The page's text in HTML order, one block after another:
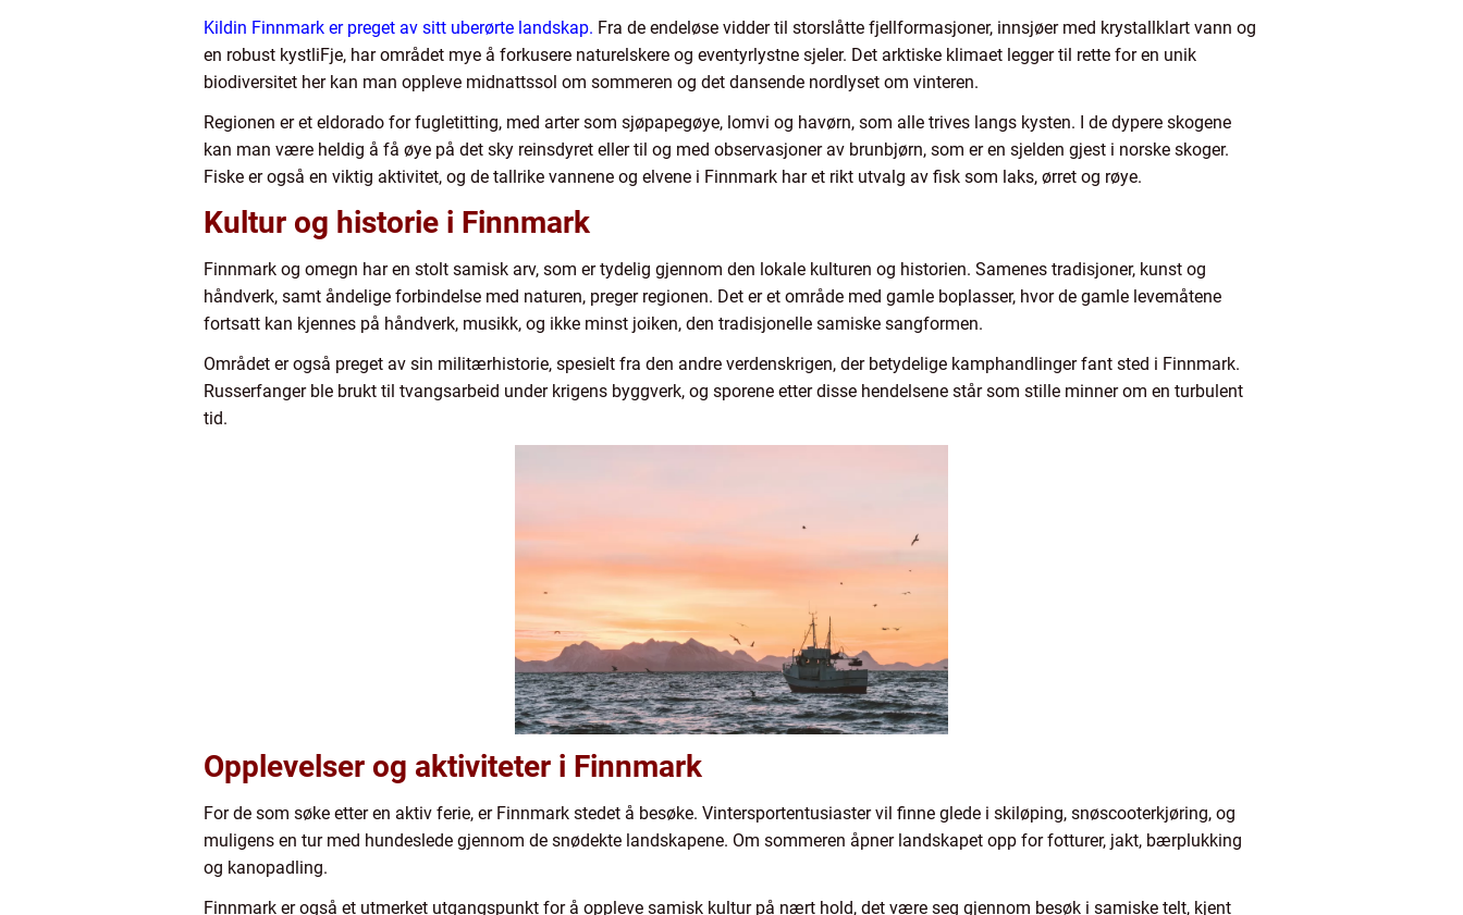
Kildin Finnmark er preget av sitt uberørte landskap. Fra de endeløse vidder til storslåtte fjellformasjoner, innsjøer med krystallklart vann og
en robust kystliFje, har området mye å forkusere naturelskere og eventyrlystne sjeler. Det arktiske klimaet legger til rette for en unik
biodiversitet her kan man oppleve midnattssol om sommeren og det dansende nordlyset om vinteren.
Regionen er et eldorado for fugletitting, med arter som sjøpapegøye, lomvi og havørn, som alle trives langs kysten. I de dypere skogene
kan man være heldig å få øye på det sky reinsdyret eller til og med observasjoner av brunbjørn, som er en sjelden gjest i norske skoger.
Fiske er også en viktig aktivitet, og de tallrike vannene og elvene i Finnmark har et rikt utvalg av fisk som laks, ørret og røye.
Kultur og historie i Finnmark
Finnmark og omegn har en stolt samisk arv, som er tydelig gjennom den lokale kulturen og historien. Samenes tradisjoner, kunst og
håndverk, samt åndelige forbindelse med naturen, preger regionen. Det er et område med gamle boplasser, hvor de gamle levemåtene
fortsatt kan kjennes på håndverk, musikk, og ikke minst joiken, den tradisjonelle samiske sangformen.
Området er også preget av sin militærhistorie, spesielt fra den andre verdenskrigen, der betydelige kamphandlinger fant sted i Finnmark.
Russerfanger ble brukt til tvangsarbeid under krigens byggverk, og sporene etter disse hendelsene står som stille minner om en turbulent
tid.
Opplevelser og aktiviteter i Finnmark
For de som søke etter en aktiv ferie, er Finnmark stedet å besøke. Vintersportentusiaster vil finne glede i skiløping, snøscooterkjøring, og
muligens en tur med hundeslede gjennom de snødekte landskapene. Om sommeren åpner landskapet opp for fotturer, jakt, bærplukking
og kanopadling.
Finnmark er også et utmerket utgangspunkt for å oppleve samisk kultur på nært hold, det være seg gjennom besøk i samiske telt, kjent